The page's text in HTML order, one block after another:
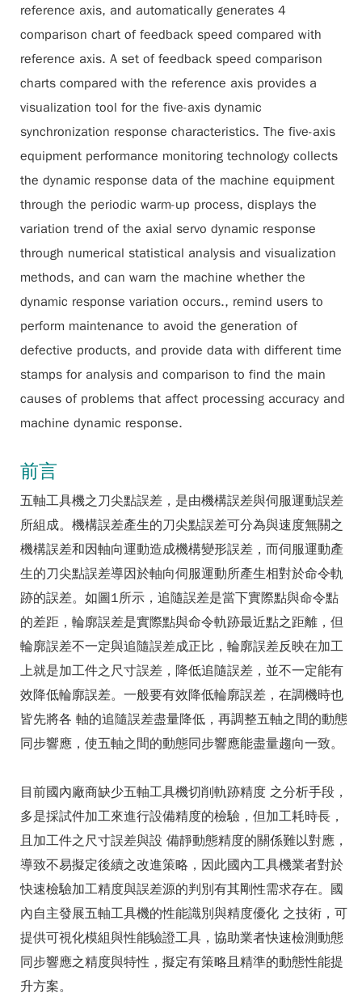
reference axis, and automatically generates 4
comparison chart of feedback speed compared with
reference axis. A set of feedback speed comparison
charts compared with the reference axis provides a
visualization tool for the five-axis dynamic
synchronization response characteristics. The five-axis
equipment performance monitoring technology collects
the dynamic response data of the machine equipment
through the periodic warm-up process, displays the
variation trend of the axial servo dynamic response
through numerical statistical analysis and visualization
methods, and can warn the machine whether the
dynamic response variation occurs., remind users to
perform maintenance to avoid the generation of
defective products, and provide data with different time
stamps for analysis and comparison to find the main
causes of problems that affect processing accuracy and
machine dynamic response.
前言
五軸工具機之刀尖點誤差，是由機構誤差與伺服運動誤差
所組成。機構誤差產生的刀尖點誤差可分為與速度無關之
機構誤差和因軸向運動造成機構變形誤差，而伺服運動產
生的刀尖點誤差導因於軸向伺服運動所產生相對於命令軌
跡的誤差。如圖1所示，追隨誤差是當下實際點與命令點
的差距，輪廓誤差是實際點與命令軌跡最近點之距離，但
輪廓誤差不一定與追隨誤差成正比，輪廓誤差反映在加工
上就是加工件之尺寸誤差，降低追隨誤差，並不一定能有
效降低輪廓誤差。一般要有效降低輪廓誤差，在調機時也
皆先將各 軸的追隨誤差盡量降低，再調整五軸之間的動態
同步響應，使五軸之間的動態同步響應能盡量趨向一致。
目前國內廠商缺少五軸工具機切削軌跡精度 之分析手段，
多是採試件加工來進行設備精度的檢驗，但加工耗時長，
且加工件之尺寸誤差與設 備靜動態精度的關係難以對應，
導致不易擬定後續之改進策略，因此國內工具機業者對於
快速檢驗加工精度與誤差源的判別有其剛性需求存在。國
內自主發展五軸工具機的性能識別與精度優化 之技術，可
提供可視化模組與性能驗證工具，協助業者快速檢測動態
同步響應之精度與特性，擬定有策略且精準的動態性能提
升方案。